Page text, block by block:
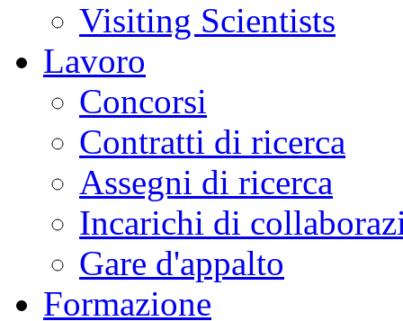
Visiting Scientists
Lavoro
Concorsi
Contratti di ricerca
Assegni di ricerca
Incarichi di
Gare d'appalto
Formazione